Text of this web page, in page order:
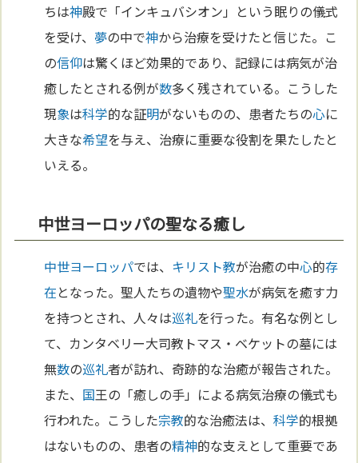
ちは神殿で「インキュバシオン」という眠りの儀式
を受け、 夢の中で神から治療を受けたと信じた。こ
の信仰は驚くほど効果的であり、記録には病気が治
癒したとされる例が数多く残されている。こうした
現象は科学的な証明がないものの、患者たちの心に
大きな希望を与え、治療に重要な役割を果たしたと
いえる。
中世ヨーロッパの聖なる癒し
中世ヨーロッパでは、 キリスト教が治癒の中心的存
在となった。聖人たちの遺物や聖水が病気を癒す力
を持つとされ、人々は巡礼を行った。有名な例とし
て、カンタベリー大司教トマス・ベケットの墓には
無数の巡礼者が訪れ、奇跡的な治癒が報告された。
また、 国王の「癒しの手」による病気治療の儀式も
行われた。こうした宗教的な治癒法は、科学的根拠
はないものの、患者の精神的な支えとして重要であ